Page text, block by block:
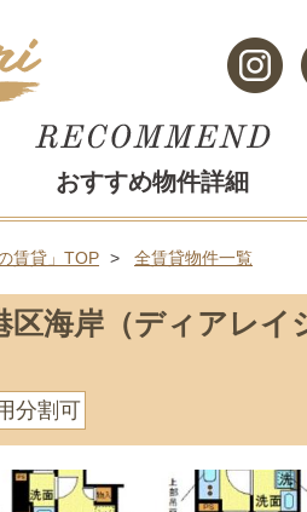
おすすめ物件詳細
賃貸」TOP 全賃貸物件一覧
区海岸（ディアレイ
分割可